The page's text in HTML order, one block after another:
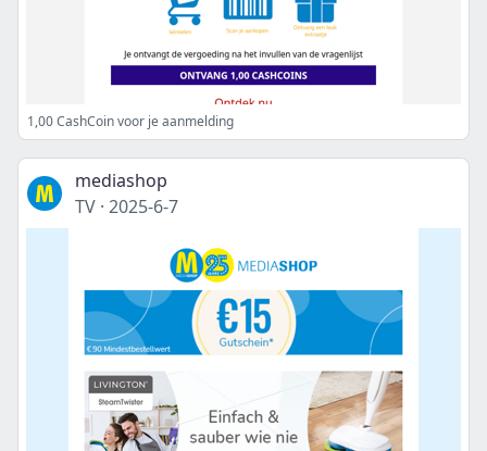
1,00 CashCoin voor je aanmelding
mediashop
TV · 2025-6-7